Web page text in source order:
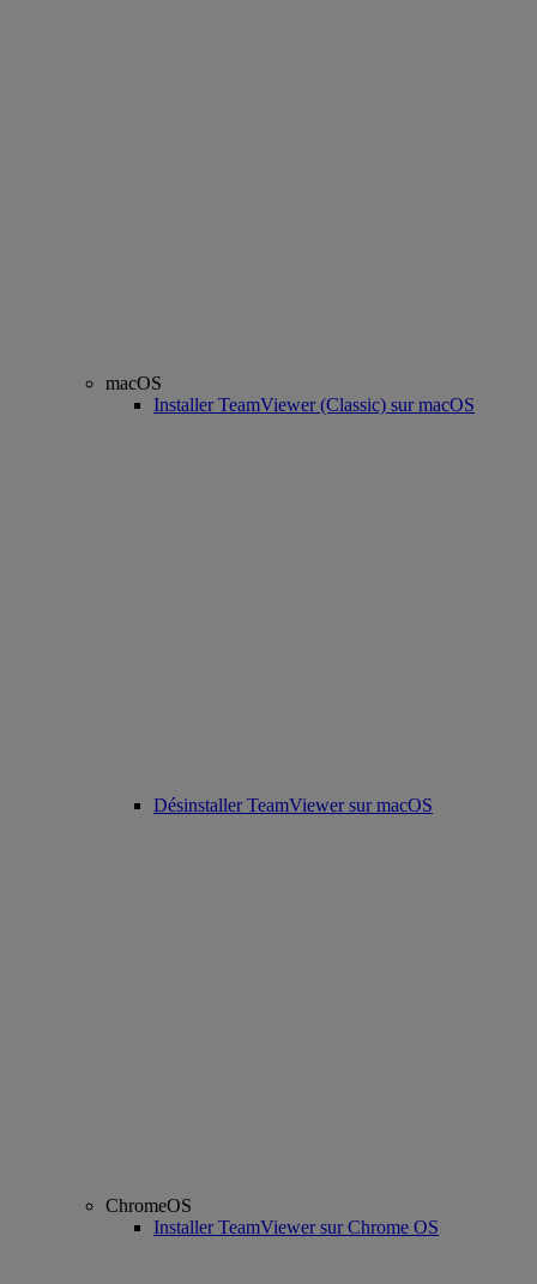
macOS
Installer TeamViewer (Classic) sur macOS
Désinstaller TeamViewer sur macOS
ChromeOS
Installer TeamViewer sur Chrome OS